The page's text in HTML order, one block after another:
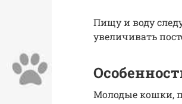
Пищу и воду
увеличивать
Молодые кошки,